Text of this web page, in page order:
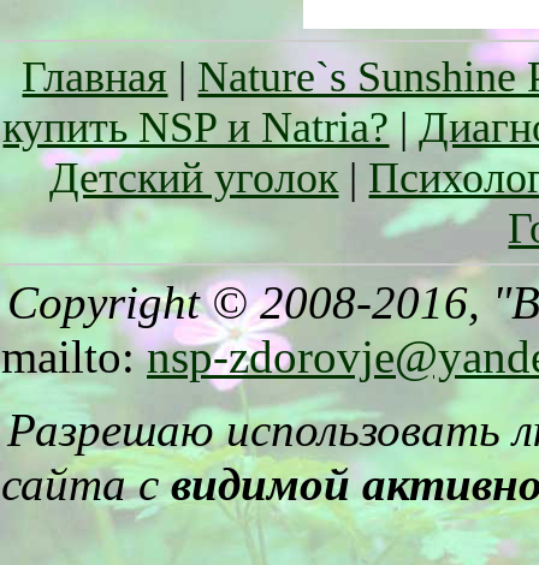
Главная | Nature`s Sunshine
купить NSP и Natria?|
Детский уголок|
Copyright © 2008-2016,
mailto:nsp-
Разрешаю использовать
сайта свидимой